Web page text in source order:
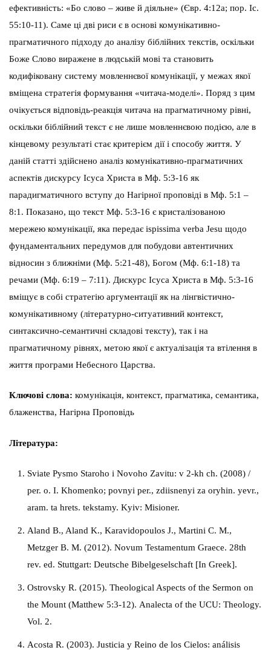
ефективність: «Бо слово – живе й діяльне» (Євр. 4:12а; пор. Іс.
55:10-11). Саме ці дві риси є в основі комунікативно-
прагматичного підходу до аналізу біблійних текстів, оскільки
Боже Слово виражене в людській мові та становить
кодифіковану систему мовленнєвої комунікації, у межах якої
вміщена стратегія формування «читача-моделі». Поряд з цим
очікується відповідь-реакція читача на прагматичному рівні,
оскільки біблійний текст є не лише мовленнєвою подією, але в
кінцевому результаті стає критерієм дії і способу життя. У
даній статті здійснено аналіз комунікативно-прагматичних
аспектів дискурсу Ісуса Христа в Мф. 5:3-16 як
парадигматичного вступу до Нагірної проповіді в Мф. 5:1 –
8:1. Показано, що текст Мф. 5:3-16 є кристалізованою
мережею комунікації, яка передає ispissima verba Jesu щодо
фундаментальних передумов для побудови автентичних
відносин з ближніми (Мф. 5:21-48), Богом (Мф. 6:1-18) та
речами (Мф. 6:19 – 7:11). Дискурс Ісуса Христа в Мф. 5:3-16
вміщує в собі стратегію аргументації як на лінгвістично-
комунікативному (літературно-ситуативний контекст,
синтаксично-семантичні складові тексту), так і на
прагматичному рівнях, метою якої є актуалізація та втілення в
життя програми Небесного Царства.
Ключові слова: комунікація, контекст, прагматика, семантика,
блаженства, Нагірна Проповідь
Література:
Sviate Pysmo Staroho i Novoho Zavitu: v 2-kh ch. (2008) /
per. o. I. Khomenko; povnyi per., zdiisnenyi za oryhin. yevr.,
aram. ta hrets. tekstamy. Kyiv: Misioner.
Aland B., Aland K., Karavidopoulos J., Martini C. M.,
Metzger B. M. (2012). Novum Testamentum Graece. 28th
rev. ed. Stuttgart: Deutsche Bibelgeselschaft [In Greek].
Ostrovsky R. (2015). Theological Aspects of the Sermon on
the Mount (Matthew 5:3-12). Analecta of the UCU: Theology.
Vol. 2.
Acosta R. (2003). Justicia y Reino de los Cielos: análisis